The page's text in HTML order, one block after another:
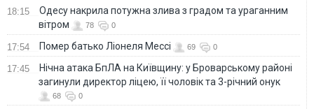
18:15
Одесу накрила потужна злива з градом та ураганним
вітром
78 0
17:54 Помер батько Ліонеля Мессі 69 0
17:45
Нічна атака БпЛА на Київщину: у Броварському районі
загинули директор ліцею, її чоловік та 3-річний онук
68 0